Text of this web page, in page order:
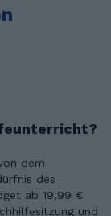
dem
des
ab 19,99 €
und